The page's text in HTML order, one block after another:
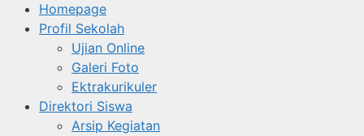
Homepage
Profil Sekolah
Ujian Online
Galeri Foto
Ektrakurikuler
Direktori Siswa
Arsip Kegiatan